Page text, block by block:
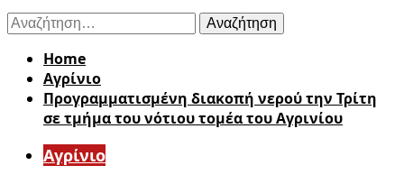
Αναζήτηση
για:
Home
Aγρίνιο
Προγραμματισμένη διακοπή νερού την Τρίτη
σε τμήμα του νότιου τομέα του Αγρινίου
Aγρίνιο